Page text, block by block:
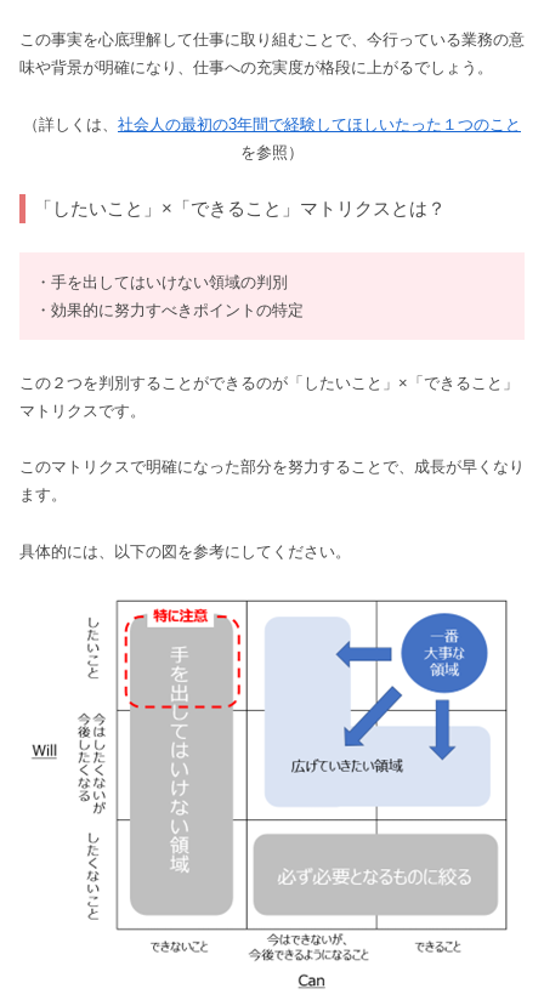
この事実を心底理解して仕事に取り組むことで、今行っている業務の意
味や背景が明確になり、仕事への充実度が格段に上がるでしょう。
（詳しくは、 社会人の最初の3年間で経験してほしいたった１つのこと
を参照）
「したいこと」×「できること」マトリクスとは？
・手を出してはいけない領域の判別
・効果的に努力すべきポイントの特定
この２つを判別することができるのが「したいこと」×「できること」
マトリクスです。
このマトリクスで明確になった部分を努力することで、成長が早くなり
ます。
具体的には、以下の図を参考にしてください。